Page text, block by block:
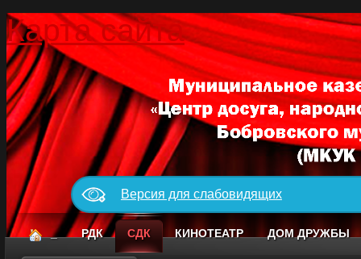
Карта сайта
Версия для слабовидящих
_ РДК СДК КИНОТЕАТР ДОМ ДРУЖБЫ